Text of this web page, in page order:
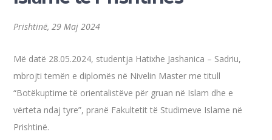
Prishtinë, 29 Maj 2024
Më datë 28.05.2024, studentja Hatixhe Jashanica – Sadriu,
mbrojti temën e diplomës në Nivelin Master me titull
“Botëkuptime të orientalistëve për gruan në Islam dhe e
vërteta ndaj tyre”, pranë Fakultetit të Studimeve Islame në
Prishtinë.